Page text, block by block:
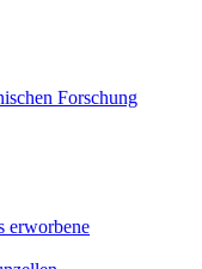
Forschung
erworbene